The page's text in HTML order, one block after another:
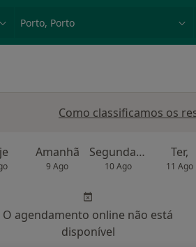
Como classificamos os
Amanhã
9 Ago
Segunda-feira
10 Ago
Ter,
11 Ago
O agendamento online não está
disponível